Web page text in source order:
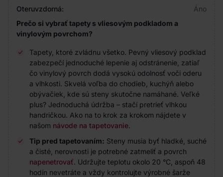
Oteruvzdorná:
Áno
Prečo si vybrať tapety s vliesovým podkladom a
vinylovým povrchom?
Tapety, ktoré zvládnu všetko. Pevný vliesový podklad
zabezpečí jednoduché lepenie aj odstránenie, zatiaľ
čo vinylový povrch dodá vysokú odolnosť voči oderu
a vlhkosti. Skvelá voľba do chodieb, kuchýň alebo
obývačiek, kde sú steny skutočne namáhané. Veľké
plus? Jednoduchá údržba – stačí pretrieť vlhkou
handričkou. Ako na to krok za krokom nájdete v
našom návode na tapetovanie.
Tip pred tapetovaním: Steny musia byť hladké, suché
a čisté, nerovnosti je potrebné zatmeliť a povrch
napenetrovať. Udržujte teplotu okolo 20 °C, aspoň 48
hodín nevetráte a vždy kontrolujte výrobné šarže